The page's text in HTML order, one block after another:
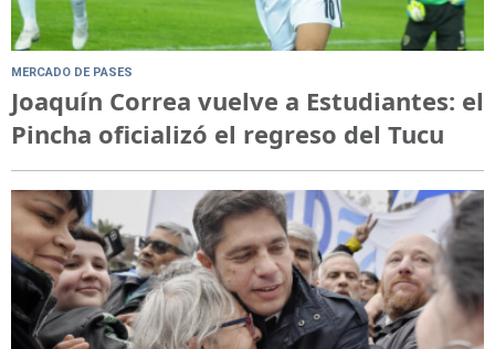
MERCADO DE PASES
Joaquín Correa vuelve a Estudiantes: el
Pincha oficializó el regreso del Tucu